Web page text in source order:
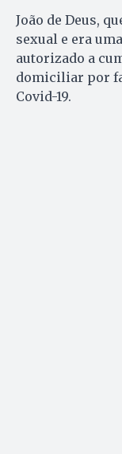
João de Deus,
sexual e era
autorizado a
domiciliar por
Covid-19.